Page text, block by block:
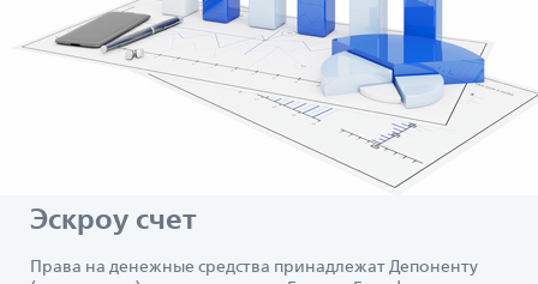
Эскроу счет
Права на денежные средства принадлежат Депоненту